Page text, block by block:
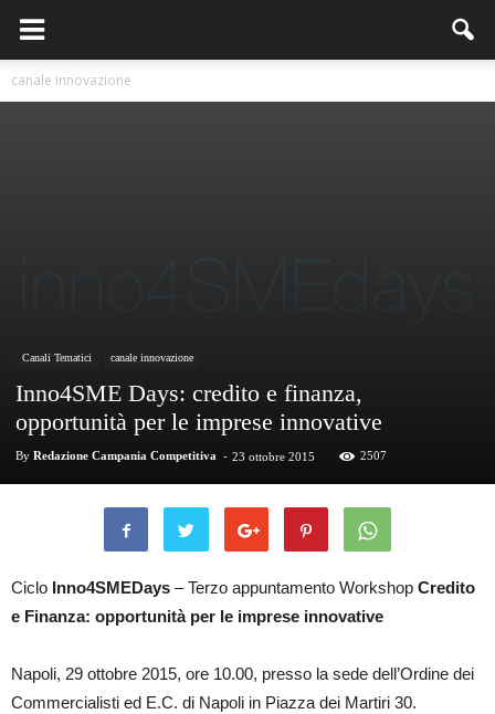
canale innovazione
Canali Tematici canale innovazione
Inno4SME Days: credito e finanza,
opportunità per le imprese innovative
By Redazione Campania Competitiva - 23 ottobre 2015 2507
Ciclo Inno4SMEDays – Terzo appuntamento Workshop Credito
e Finanza: opportunità per le imprese innovative
Napoli, 29 ottobre 2015, ore 10.00, presso la sede dell’Ordine dei
Commercialisti ed E.C. di Napoli in Piazza dei Martiri 30.